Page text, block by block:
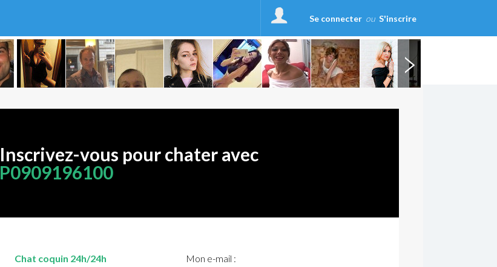
Se connecter ou S'inscrire
Inscrivez-vous pour chater avec
P0909196100
Chat coquin 24h/24h
Mon e-mail :